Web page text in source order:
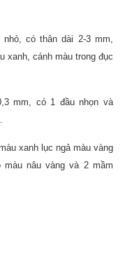
có thân dài 2-3 mm,
xanh, cánh màu trong đục
mm, có 1 đầu nhọn và
xanh lục ngả màu vàng
nâu vàng và 2 mầm